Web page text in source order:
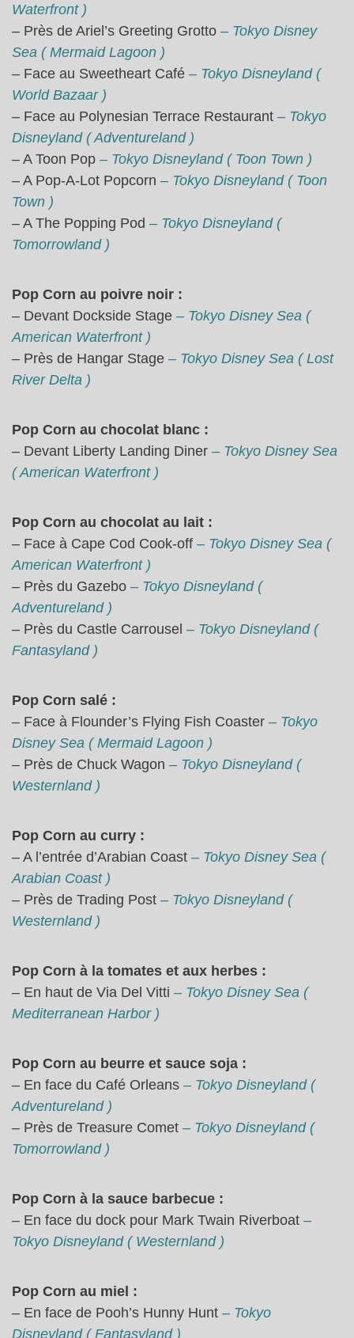
Waterfront )
– Près de Ariel’s Greeting Grotto – Tokyo Disney
Sea ( Mermaid Lagoon )
– Face au Sweetheart Café – Tokyo Disneyland (
World Bazaar )
– Face au Polynesian Terrace Restaurant – Tokyo
Disneyland ( Adventureland )
– A Toon Pop – Tokyo Disneyland ( Toon Town )
– A Pop-A-Lot Popcorn – Tokyo Disneyland ( Toon
Town )
– A The Popping Pod – Tokyo Disneyland (
Tomorrowland )
Pop Corn au poivre noir :
– Devant Dockside Stage – Tokyo Disney Sea (
American Waterfront )
– Près de Hangar Stage – Tokyo Disney Sea ( Lost
River Delta )
Pop Corn au chocolat blanc :
– Devant Liberty Landing Diner – Tokyo Disney Sea
( American Waterfront )
Pop Corn au chocolat au lait :
– Face à Cape Cod Cook-off – Tokyo Disney Sea (
American Waterfront )
– Près du Gazebo – Tokyo Disneyland (
Adventureland )
– Près du Castle Carrousel – Tokyo Disneyland (
Fantasyland )
Pop Corn salé :
– Face à Flounder’s Flying Fish Coaster – Tokyo
Disney Sea ( Mermaid Lagoon )
– Près de Chuck Wagon – Tokyo Disneyland (
Westernland )
Pop Corn au curry :
– A l’entrée d’Arabian Coast – Tokyo Disney Sea (
Arabian Coast )
– Près de Trading Post – Tokyo Disneyland (
Westernland )
Pop Corn à la tomates et aux herbes :
– En haut de Via Del Vitti – Tokyo Disney Sea (
Mediterranean Harbor )
Pop Corn au beurre et sauce soja :
– En face du Café Orleans – Tokyo Disneyland (
Adventureland )
– Près de Treasure Comet – Tokyo Disneyland (
Tomorrowland )
Pop Corn à la sauce barbecue :
– En face du dock pour Mark Twain Riverboat –
Tokyo Disneyland ( Westernland )
Pop Corn au miel :
– En face de Pooh’s Hunny Hunt – Tokyo
Disneyland ( Fantasyland )